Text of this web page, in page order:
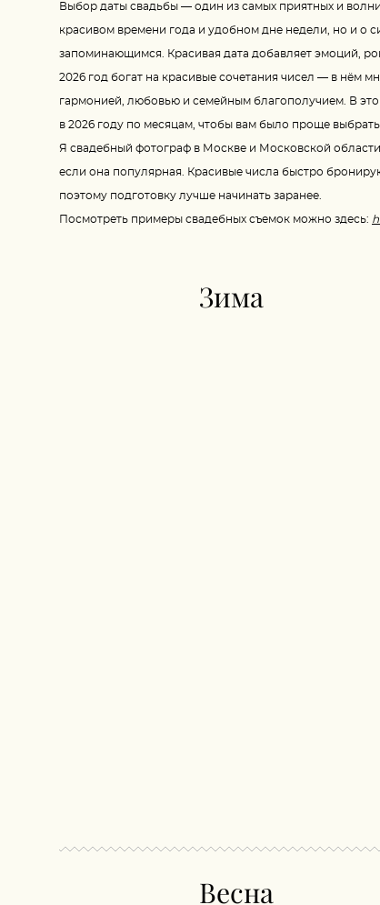
Выбор даты свадьбы — один из самых приятных и
красивом времени года и удобном дне недели, но и о
запоминающимся. Красивая дата добавляет эмоций,
2026 год богат на красивые сочетания чисел — в нём
гармонией, любовью и семейным благополучием. В
в 2026 году по месяцам, чтобы вам было проще
Я свадебный фотограф в Москве и Московской
если она популярная. Красивые числа быстро
поэтому подготовку лучше начинать заранее.
Посмотреть примеры свадебных съемок можно здесь:
Зима
Весна